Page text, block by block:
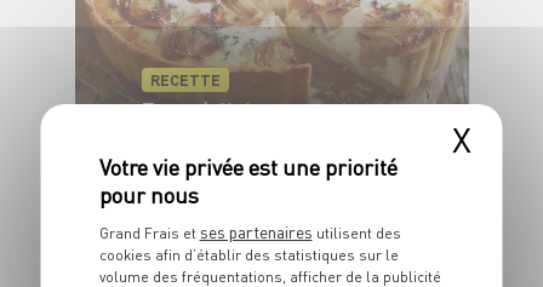
RECETTE
Tarte à l'oignon
4 pers. 15min 35min
X
Grand Frais et ses partenaires utilisent des
cookies afin d’établir des statistiques sur le
volume des fréquentations, afficher de la publicité